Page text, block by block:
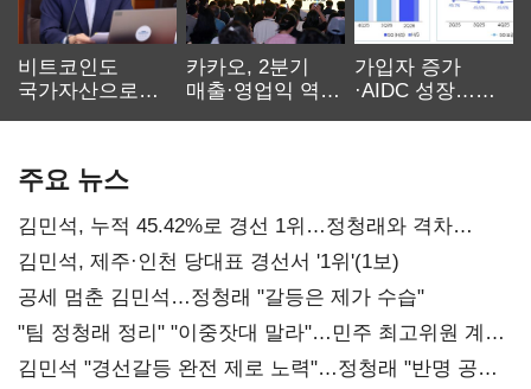
비트코인도
국가자산으로…'
카카오, 2분기
매출·영업익 역대
가입자 증가
·AIDC 성장…
주요 뉴스
김민석, 누적 45.42%로 경선 1위…정청래와 격차
0.86%p(2보)
김민석, 제주·인천 당대표 경선서 '1위'(1보)
공세 멈춘 김민석…정청래 "갈등은 제가 수습"
"팀 정청래 정리" "이중잣대 말라"…민주 최고위원 계파
다툼 격화
김민석 "경선갈등 완전 제로 노력"…정청래 "반명 공세